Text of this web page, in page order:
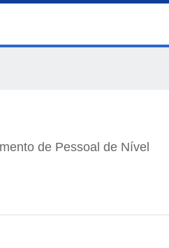
de Pessoal de Nível